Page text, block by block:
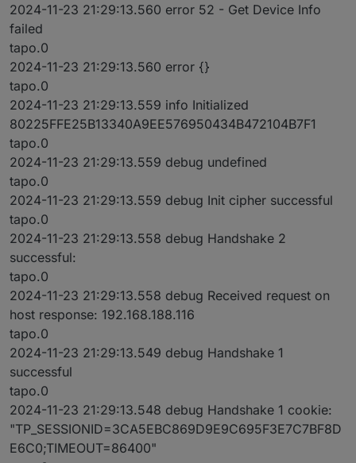
2024-11-23 21:29:13.560 error 52 - Get Device Info
failed
tapo.0
2024-11-23 21:29:13.560 error {}
tapo.0
2024-11-23 21:29:13.559 info Initialized
80225FFE25B13340A9EE576950434B472104B7F1
tapo.0
2024-11-23 21:29:13.559 debug undefined
tapo.0
2024-11-23 21:29:13.559 debug Init cipher successful
tapo.0
2024-11-23 21:29:13.558 debug Handshake 2
successful:
tapo.0
2024-11-23 21:29:13.558 debug Received request on
host response: 192.168.188.116
tapo.0
2024-11-23 21:29:13.549 debug Handshake 1
successful
tapo.0
2024-11-23 21:29:13.548 debug Handshake 1 cookie:
"TP_SESSIONID=3CA5EBC869D9E9C695F3E7C7BF8D
E6C0;TIMEOUT=86400"